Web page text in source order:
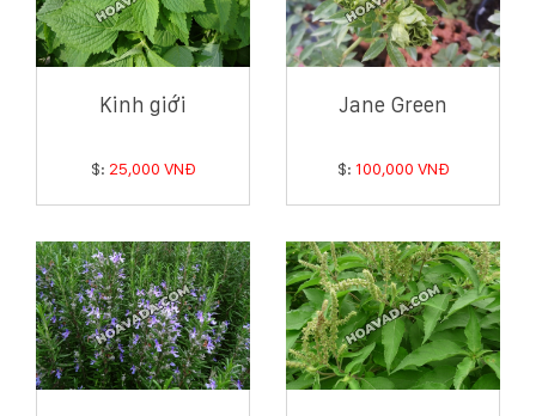
Kinh giới
$: 25,000 VNĐ
Jane Green
$: 100,000 VNĐ